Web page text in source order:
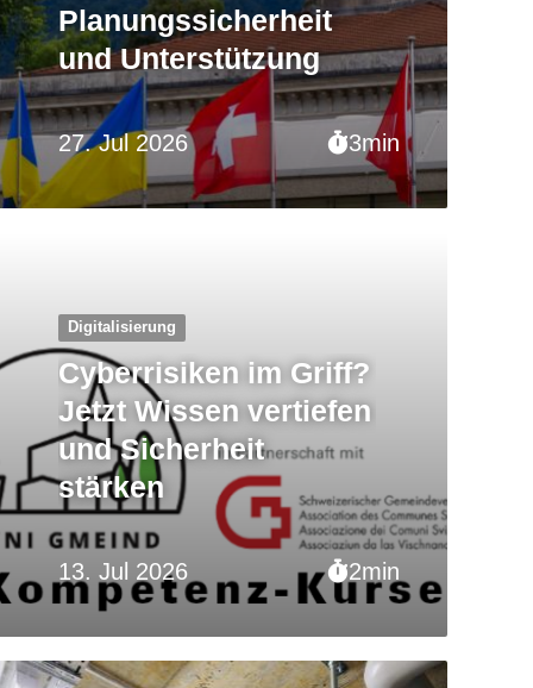
27. Jul 2026 3min
Planungssicherheit
und Unterstützung
13. Jul 2026 2min
Digitalisierung
Cyberrisiken im Griff?
Jetzt Wissen vertiefen
und Sicherheit
stärken